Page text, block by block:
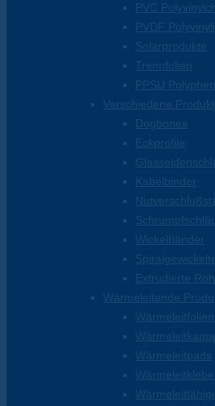
PVC
PVDF
Solarprodukte
Trennfolien
PPSU
Verschiedene
Dogbones
Eckprofile
Kabelbinder
Wickelbänder
Extrudierte
Wärmeleitende
Wärmeleitpads